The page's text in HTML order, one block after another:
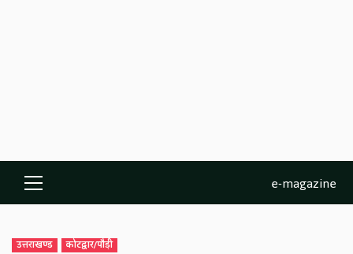
Primary
Menu
e-magazine
उत्तराखण्ड कोटद्वार/पौड़ी